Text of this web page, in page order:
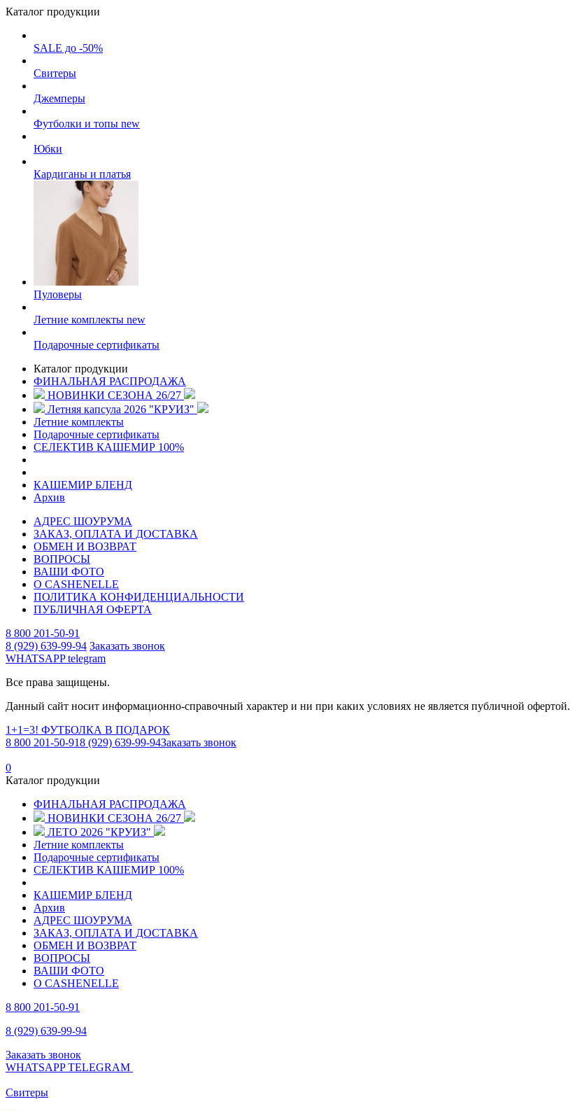
Каталог продукции
SALE до -50%
Свитеры
Джемперы
Футболки и топы new
Юбки
Кардиганы и платья
Пуловеры
Летние комплекты new
Подарочные сертификаты
Каталог продукции
ФИНАЛЬНАЯ РАСПРОДАЖА
НОВИНКИ СЕЗОНА 26/27
Летняя капсула 2026 "КРУИЗ"
Летние комплекты
Подарочные сертификаты
СЕЛЕКТИВ КАШЕМИР 100%
КАШЕМИР БЛЕНД
Архив
АДРЕС ШОУРУМА
ЗАКАЗ, ОПЛАТА И ДОСТАВКА
ОБМЕН И ВОЗВРАТ
ВОПРОСЫ
ВАШИ ФОТО
О CASHENELLE
ПОЛИТИКА КОНФИДЕНЦИАЛЬНОСТИ
ПУБЛИЧНАЯ ОФЕРТА
8 800 201-50-91
8 (929) 639-99-94 Заказать звонок
WHATSAPPtelegram
Все права защищены.
Данный сайт носит информационно-справочный характер и ни при каких условиях не является публичной офертой.
1+1=3! ФУТБОЛКА В ПОДАРОК
8 800 201-50-918 (929) 639-99-94Заказать звонок
0
Каталог продукции
ФИНАЛЬНАЯ РАСПРОДАЖА
НОВИНКИ СЕЗОНА 26/27
ЛЕТО 2026 "КРУИЗ"
Летние комплекты
Подарочные сертификаты
СЕЛЕКТИВ КАШЕМИР 100%
КАШЕМИР БЛЕНД
Архив
АДРЕС ШОУРУМА
ЗАКАЗ, ОПЛАТА И ДОСТАВКА
ОБМЕН И ВОЗВРАТ
ВОПРОСЫ
ВАШИ ФОТО
О CASHENELLE
8 800 201-50-91
8 (929) 639-99-94
Заказать звонок
WHATSAPPTELEGRAM
Свитеры